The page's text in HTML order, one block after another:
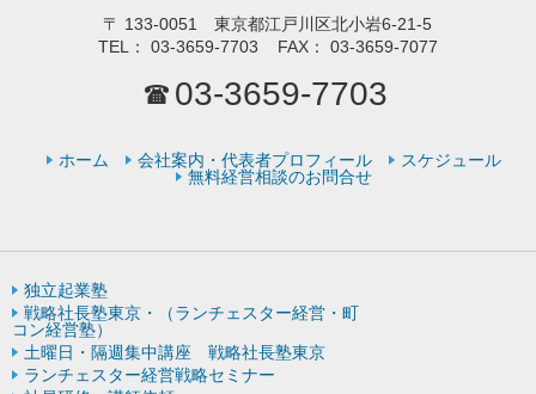
〒 133-0051 東京都江戸川区北小岩6-21-5
TEL：
03-3659-7703 FAX： 03-3659-7077
03-3659-7703
ホーム 会社案内・代表者プロフィール
スケジュール
無料経営相談のお問合せ
独立起業塾
戦略社長塾東京・（ランチェスター経営・町
コン経営塾）
土曜日・隔週集中講座 戦略社長塾東京
ランチェスター経営戦略セミナー